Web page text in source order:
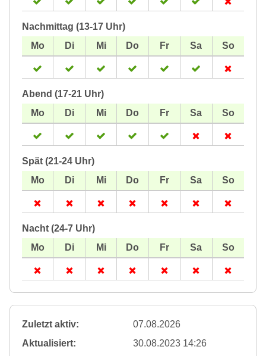
Nachmittag (13-17 Uhr)
Abend (17-21 Uhr)
Spät (21-24 Uhr)
Nacht (24-7 Uhr)
Zuletzt aktiv:
07.08.2026
Aktualisiert:
30.08.2023 14:26